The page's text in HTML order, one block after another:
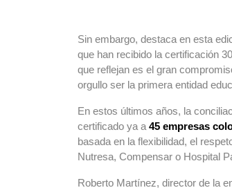
Sin embargo, destaca en esta
que han recibido la certificación
que reflejan es el gran
orgullo ser la primera entidad
En estos últimos años, la
certificado ya a 45 empresas
basada en la flexibilidad, el
Nutresa, Compensar o Hospital
Roberto Martínez, director de la